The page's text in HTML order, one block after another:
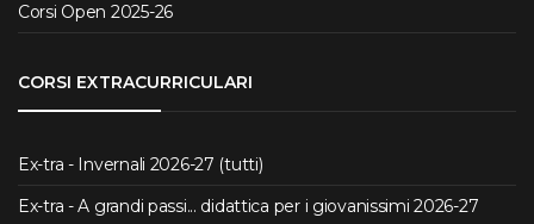
Corsi Open 2025-26
CORSI EXTRACURRICULARI
Ex-tra - Invernali 2026-27 (tutti)
Ex-tra - A grandi passi... didattica per i giovanissimi 2026-27